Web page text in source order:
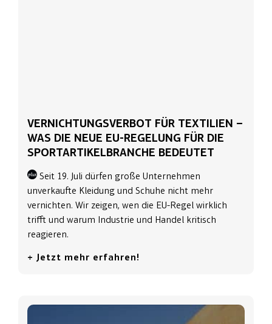
VERNICHTUNGSVERBOT FÜR TEXTILIEN –
WAS DIE NEUE EU-REGELUNG FÜR DIE
SPORTARTIKELBRANCHE BEDEUTET
Seit 19. Juli dürfen große Unternehmen
unverkaufte Kleidung und Schuhe nicht mehr
vernichten. Wir zeigen, wen die EU-Regel wirklich
trifft und warum Industrie und Handel kritisch
reagieren.
+ Jetzt mehr erfahren!